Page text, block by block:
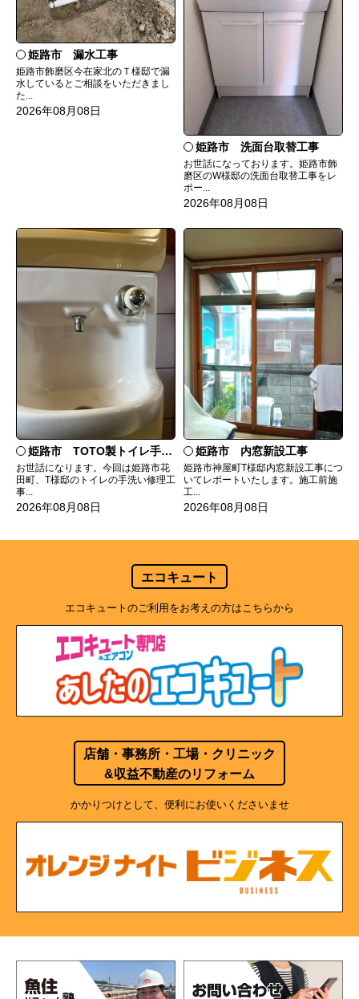
姫路市 漏水工事
姫路市飾磨区今在家北のＴ様邸で漏
水しているとご相談をいただきまし
た...
2026年08月08日
姫路市 洗面台取替工事
お世話になっております。姫路市飾
磨区のW様邸の洗面台取替工事をレ
ポー...
2026年08月08日
姫路市 TOTO製トイレ手洗いの水漏れ修理
お世話になります。今回は姫路市花
田町、T様邸のトイレの手洗い修理工
事...
2026年08月08日
姫路市 内窓新設工事
姫路市神屋町T様邸内窓新設工事につ
いてレポートいたします。施工前施
工...
2026年08月08日
エコキュート
エコキュートのご利用をお考えの方はこちらから
店舗・事務所・工場・クリニック
&収益不動産のリフォーム
かかりつけとして、便利にお使いくださいませ